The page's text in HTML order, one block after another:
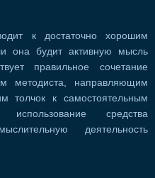
к достаточно хорошим
она будит активную мысль
правильное сочетание
методиста, направляющим
толчок к самостоятельным
средства
деятельность